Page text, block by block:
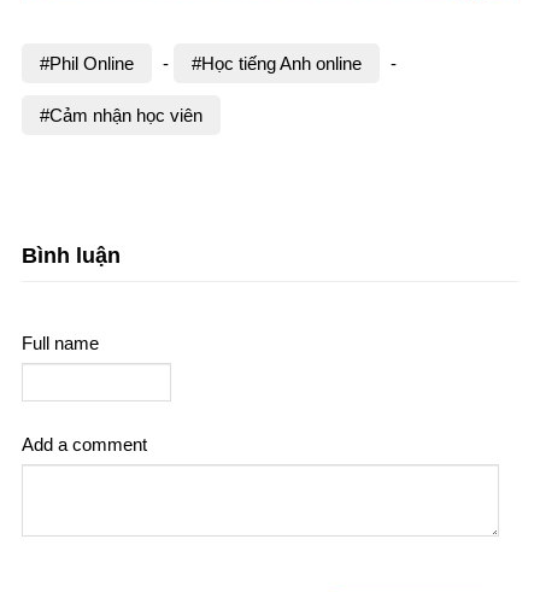
#Phil Online - #Học tiếng Anh online -
#Cảm nhận học viên
Bình luận
Full name
Add a comment